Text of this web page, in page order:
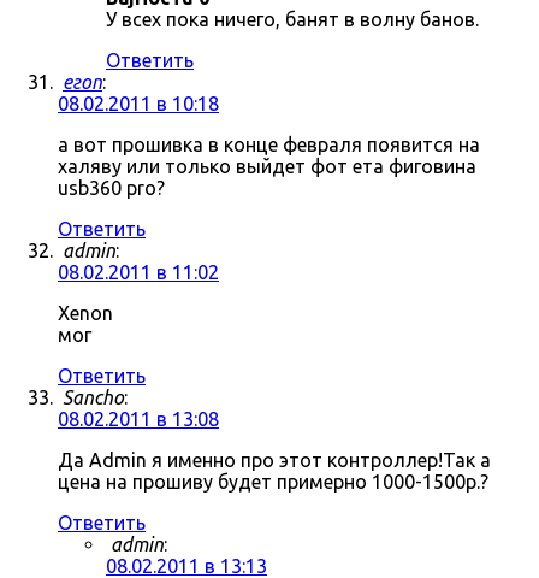
У всех пока ничего, банят в волну банов.
Ответить
егоп:
08.02.2011 в 10:18
а вот прошивка в конце февраля появится на
халяву или только выйдет фот ета фиговина
usb360 pro?
Ответить
admin:
08.02.2011 в 11:02
Xenon
мог
Ответить
Sancho:
08.02.2011 в 13:08
Да Admin я именно про этот контроллер!Так а
цена на прошиву будет примерно 1000-1500р.?
Ответить
admin:
08.02.2011 в 13:13